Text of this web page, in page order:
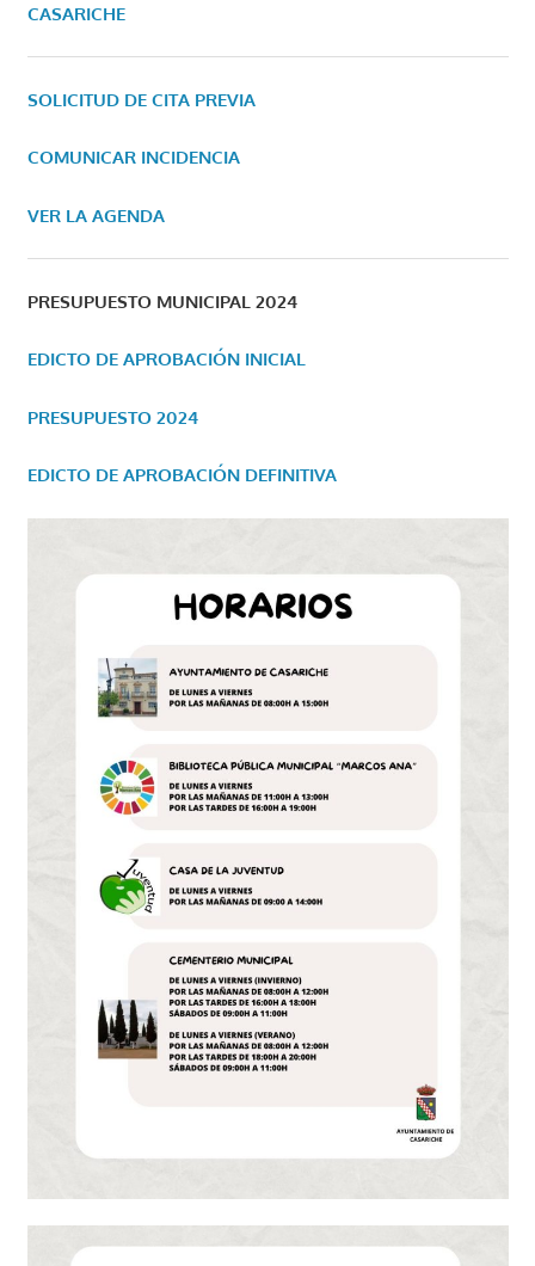
CASARICHE
SOLICITUD DE CITA PREVIA
COMUNICAR INCIDENCIA
VER LA AGENDA
PRESUPUESTO MUNICIPAL 2024
EDICTO DE APROBACIÓN INICIAL
PRESUPUESTO 2024
EDICTO DE APROBACIÓN DEFINITIVA